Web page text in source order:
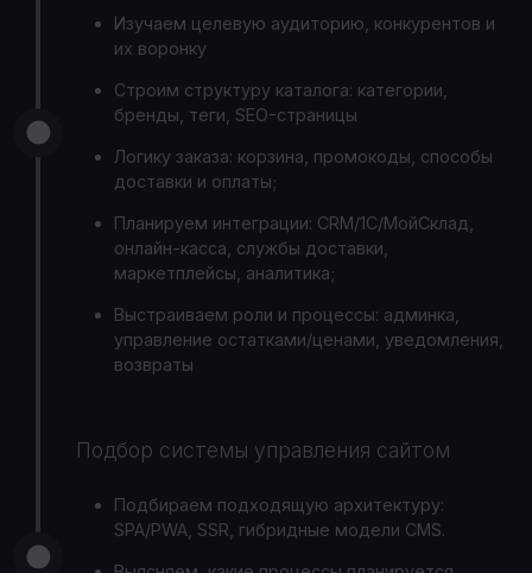
Изучаем целевую аудиторию, конкурентов и
их воронку
Строим структуру каталога: категории,
бренды, теги, SEO-страницы
Логику заказа: корзина, промокоды, способы
доставки и оплаты;
Планируем интеграции: CRM/1С/МойСклад,
онлайн-касса, службы доставки,
маркетплейсы, аналитика;
Выстраиваем роли и процессы: админка,
управление остатками/ценами, уведомления,
возвраты
Подбор системы управления сайтом
Подбираем подходящую архитектуру:
SPA/PWA, SSR, гибридные модели CMS.